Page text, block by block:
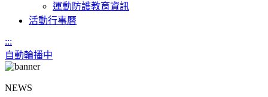
運動防護教育資訊
活動行事曆
:::
自動輪播中
NEWS